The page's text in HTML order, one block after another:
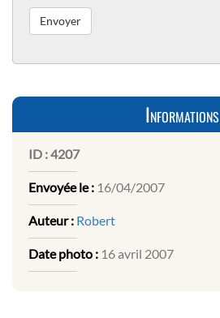
Informations
ID :4207
Envoyée le : 16/04/2007
Auteur : Robert
Date photo : 16 avril 2007